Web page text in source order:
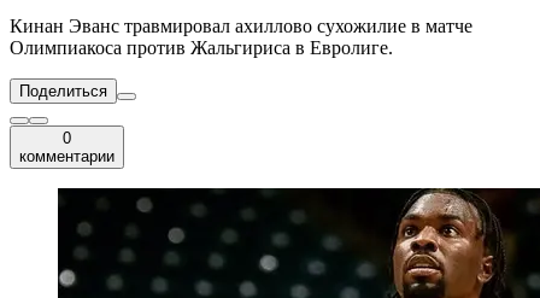
Кинан Эванс травмировал ахиллово сухожилие в матче
Олимпиакоса против Жальгириса в Евролиге.
Поделиться
0
комментарии